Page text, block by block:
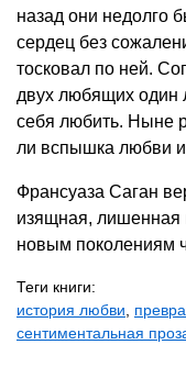
назад они недолго
сердец без
тосковал по ней.
двух любящих один
себя любить. Ныне
ли вспышка любви
Франсуаза Саган
изящная, лишенная
новым поколениям
Теги книги:
история любви
сентиментальная